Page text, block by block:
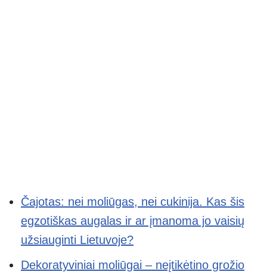
Čajotas: nei moliūgas, nei cukinija. Kas šis
egzotiškas augalas ir ar įmanoma jo vaisių
užsiauginti Lietuvoje?
Dekoratyviniai moliūgai – neįtikėtino grožio